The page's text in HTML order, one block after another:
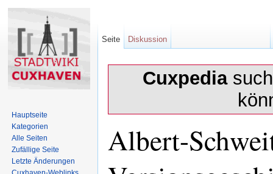
Cuxpedia
Albert-
Seite Diskussion
Hauptseite
Kategorien
Alle Seiten
Zufällige Seite
Letzte Änderungen